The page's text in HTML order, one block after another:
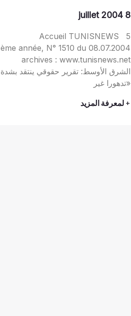
8 juillet 2004
Accueil TUNISNEWS 5
ème année, N° 1510 du 08.07.2004
archives : www.tunisnews.net
الشرق الأوسط: تقرير حقوقي ينتقد بشدة
«تدهورا غير
+ لمعرفة المزيد